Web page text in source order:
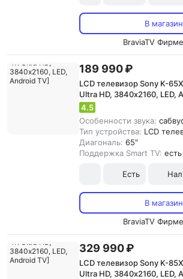
В магазин
BraviaTV
189 990 ₽
LCD телевизор Sony K-
Ultra HD, 3840х2160, LED,
4.5
Особенности звука:
Тип устройства: LCD
Диагональ: 65"
Поддержка Smart TV: есть
Есть
В магазин
BraviaTV
329 990 ₽
LCD телевизор Sony K-
Ultra HD, 3840х2160, LED,